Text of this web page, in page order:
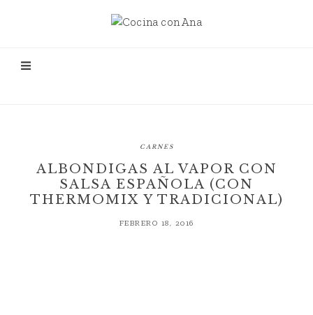
CARNES
ALBONDIGAS AL VAPOR CON
SALSA ESPAÑOLA (CON
THERMOMIX Y TRADICIONAL)
FEBRERO 18, 2016